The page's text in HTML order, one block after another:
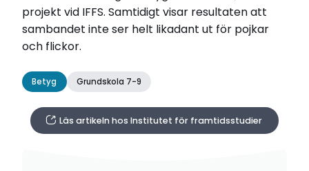
projekt vid IFFS. Samtidigt visar resultaten att
sambandet inte ser helt likadant ut för pojkar
och flickor.
Betyg Grundskola 7-9
Läs artikeln hos Institutet för framtidsstudier